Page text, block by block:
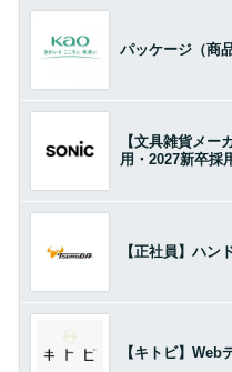
パッケージ（商
【文具雑貨メー
用・2027新卒採
【正社員】ハン
【キトビ】